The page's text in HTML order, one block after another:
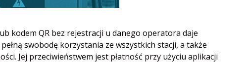
kodem QR bez rejestracji u danego operatora daje
swobodę korzystania ze wszystkich stacji, a także
Jej przeciwieństwem jest płatność przy użyciu aplikacji